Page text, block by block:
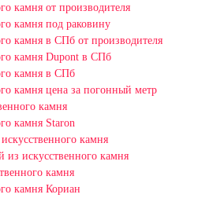
камня от производителя
камня под раковину
камня в СПб от производителя
камня Dupont в СПб
камня в СПб
камня цена за погонный метр
камня
камня Staron
камня
искусственного камня
камня
камня Кориан